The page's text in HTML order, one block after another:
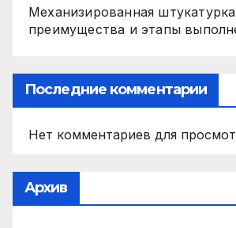
Механизированная
преимущества и этапы
Последние комментарии
Нет комментариев для
Архив